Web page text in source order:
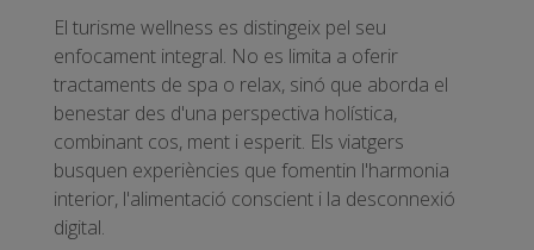
El turisme wellness es distingeix pel seu
enfocament integral. No es limita a oferir
tractaments de spa o relax, sinó que aborda el
benestar des d'una perspectiva holística,
combinant cos, ment i esperit. Els viatgers
busquen experiències que fomentin l'harmonia
interior, l'alimentació conscient i la desconnexió
digital.